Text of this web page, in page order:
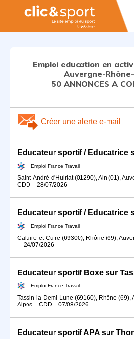
Emploi education en
Auvergne-
50 ANNONCES A
Créer une alerte e-mail
Emploi France Travail
Saint-André-d'Huiriat (01290), Ain (01),
CDD - 28/07/2026
Emploi France Travail
Caluire-et-Cuire (69300), Rhône (69),
- 24/07/2026
Emploi France Travail
Tassin-la-Demi-Lune (69160), Rhône (69),
Alpes - CDD - 07/08/2026